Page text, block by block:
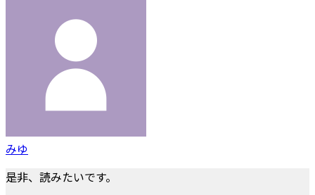
みゆ
是非、読みたいです。